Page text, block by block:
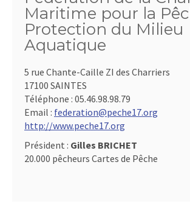
Maritime pour la
Protection du Milieu
Aquatique
5 rue Chante-Caille ZI des Charriers
17100 SAINTES
Téléphone : 05.46.98.98.79
Email : federation@peche17.org
http://www.peche17.org
Président : Gilles BRICHET
20.000 pêcheurs Cartes de Pêche